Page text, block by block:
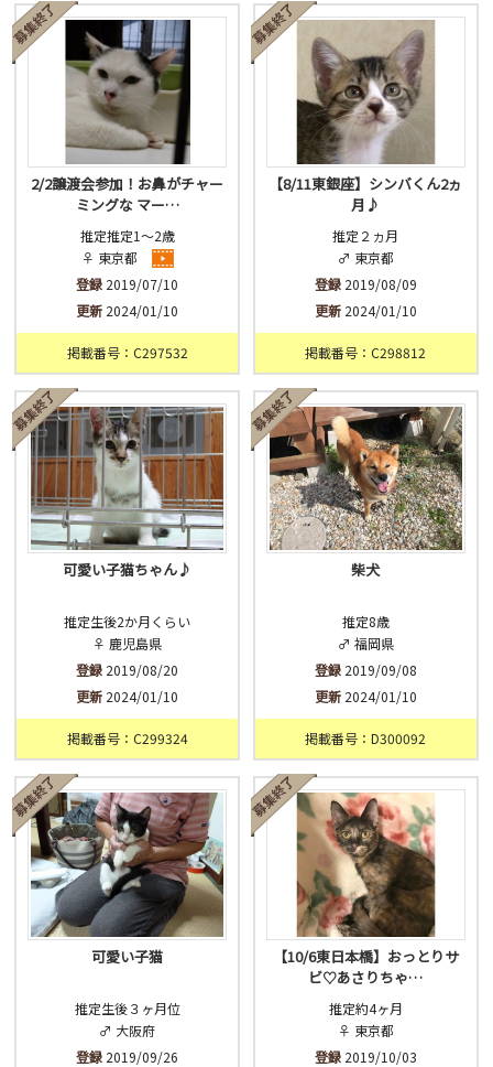
済 未 不明
2/2譲渡会参加！お鼻がチャー
ミングな マー…
推定推定1～2歳
♀ 東京都
登録 2019/07/10
更新 2024/01/10
掲載番号：C297532
【8/11東銀座】シンバくん2ヵ
月♪
推定２ヵ月
♂ 東京都
登録2019/08/09
更新2024/01/10
掲載番号：C298812
可愛い子猫ちゃん♪
推定生後2か月くらい
♀ 鹿児島県
登録 2019/08/20
更新 2024/01/10
掲載番号：C299324
柴犬
推定8歳
♂ 福岡県
登録2019/09/08
更新2024/01/10
掲載番号：D300092
可愛い子猫
推定生後３ヶ月位
♂ 大阪府
登録 2019/09/26
【10/6東日本橋】おっとりサ
ビ♡あさりちゃ…
推定約4ヶ月
♀ 東京都
登録2019/10/03